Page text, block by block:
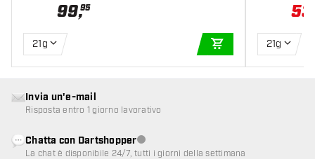
99,95
21g
AGGIUNGI AL
53
21g
Invia un'e-mail
Risposta entro 1 giorno lavorativo
Chatta con DartshopperServizio clienti non disponibile
La chat è disponibile 24/7, tutti i giorni della settimana